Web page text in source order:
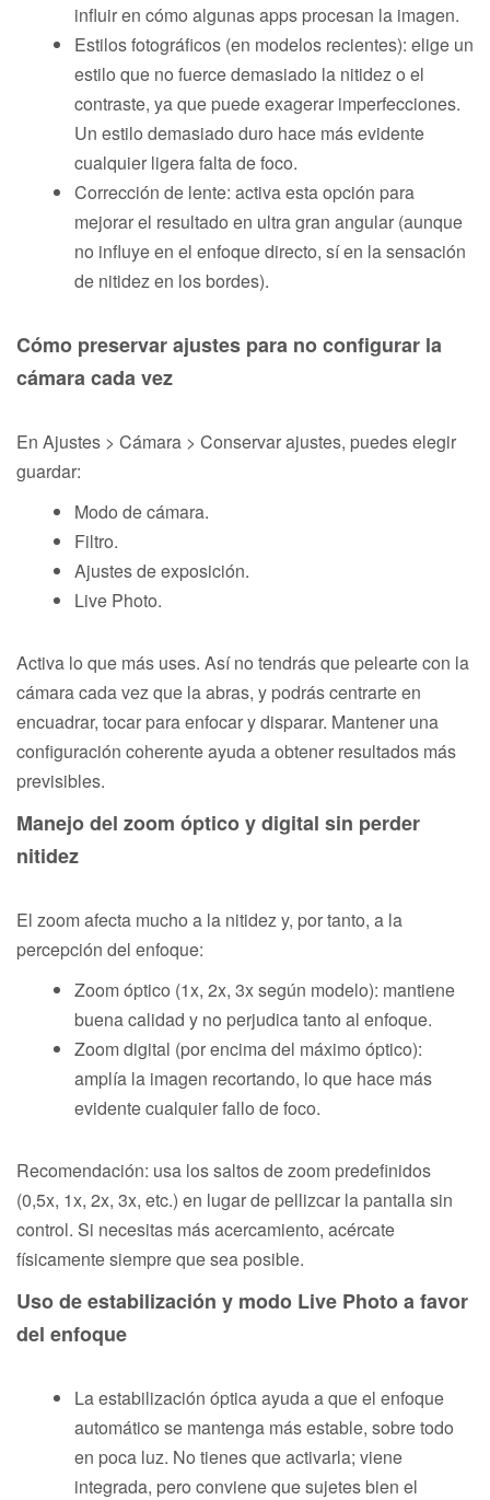
influir en cómo algunas apps procesan la imagen.
Estilos fotográficos (en modelos recientes): elige un
estilo que no fuerce demasiado la nitidez o el
contraste, ya que puede exagerar imperfecciones.
Un estilo demasiado duro hace más evidente
cualquier ligera falta de foco.
Corrección de lente: activa esta opción para
mejorar el resultado en ultra gran angular (aunque
no influye en el enfoque directo, sí en la sensación
de nitidez en los bordes).
Cómo preservar ajustes para no configurar la
cámara cada vez
En Ajustes > Cámara > Conservar ajustes, puedes elegir
guardar:
Modo de cámara.
Filtro.
Ajustes de exposición.
Live Photo.
Activa lo que más uses. Así no tendrás que pelearte con la
cámara cada vez que la abras, y podrás centrarte en
encuadrar, tocar para enfocar y disparar. Mantener una
configuración coherente ayuda a obtener resultados más
previsibles.
Manejo del zoom óptico y digital sin perder
nitidez
El zoom afecta mucho a la nitidez y, por tanto, a la
percepción del enfoque:
Zoom óptico (1x, 2x, 3x según modelo): mantiene
buena calidad y no perjudica tanto al enfoque.
Zoom digital (por encima del máximo óptico):
amplía la imagen recortando, lo que hace más
evidente cualquier fallo de foco.
Recomendación: usa los saltos de zoom predefinidos
(0,5x, 1x, 2x, 3x, etc.) en lugar de pellizcar la pantalla sin
control. Si necesitas más acercamiento, acércate
físicamente siempre que sea posible.
Uso de estabilización y modo Live Photo a favor
del enfoque
La estabilización óptica ayuda a que el enfoque
automático se mantenga más estable, sobre todo
en poca luz. No tienes que activarla; viene
integrada, pero conviene que sujetes bien el